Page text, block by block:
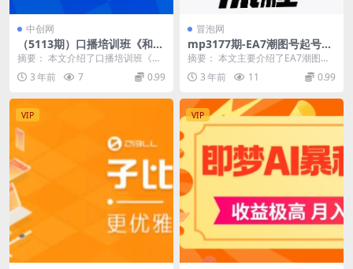
中创网
（5113期）口播培训班《和镜
头·说话》 解决镜头前:讲话紧
张不自然 忘词不自信等问题
(《和镜头·说话》解决口播九
摘要： 本文介绍了口播培训班《和
镜头·说话》的相关内容，旨在解决
镜头前讲话紧张不...
3 年前 7 0.99
冒泡网
mp3177期-EA7潮图号起号变
现全流程，快速起号飞速涨粉
【揭秘】(揭秘EA7潮图号起号
变现全流程)
摘要： 本文主要介绍了EA7潮图号
起号变现的全流程，包括素材获
取、图片修复、图片...
3 年前 11 0.99
VIP VIP